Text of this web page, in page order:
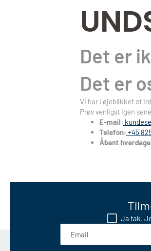
Det er
Det er
Vi har i øjeblikket et
Prøv venligst igen
E-mail:
Telefon: +45
Åbent
Ja tak.